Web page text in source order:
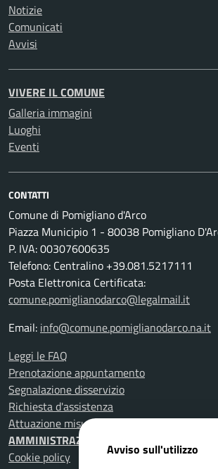
Notizie
Comunicati
Avvisi
VIVERE IL COMUNE
Galleria immagini
Luoghi
Eventi
CONTATTI
Comune di Pomigliano d'Arco
Piazza Municipio 1 - 80038 Pomigliano
P. IVA: 00307600635
Telefono: Centralino +39.081.5217111
Posta Elettronica Certificata:
comune.pomiglianodarco@legalmail.it
Email: info@comune.pomiglianodarco.na.it
Leggi le FAQ
Prenotazione appuntamento
Segnalazione disservizio
Richiesta d'assistenza
Attuazione misure PNRR
AMMINISTRAZIONE TRASPARENTE
Cookie policy
Avviso sull'utilizzo